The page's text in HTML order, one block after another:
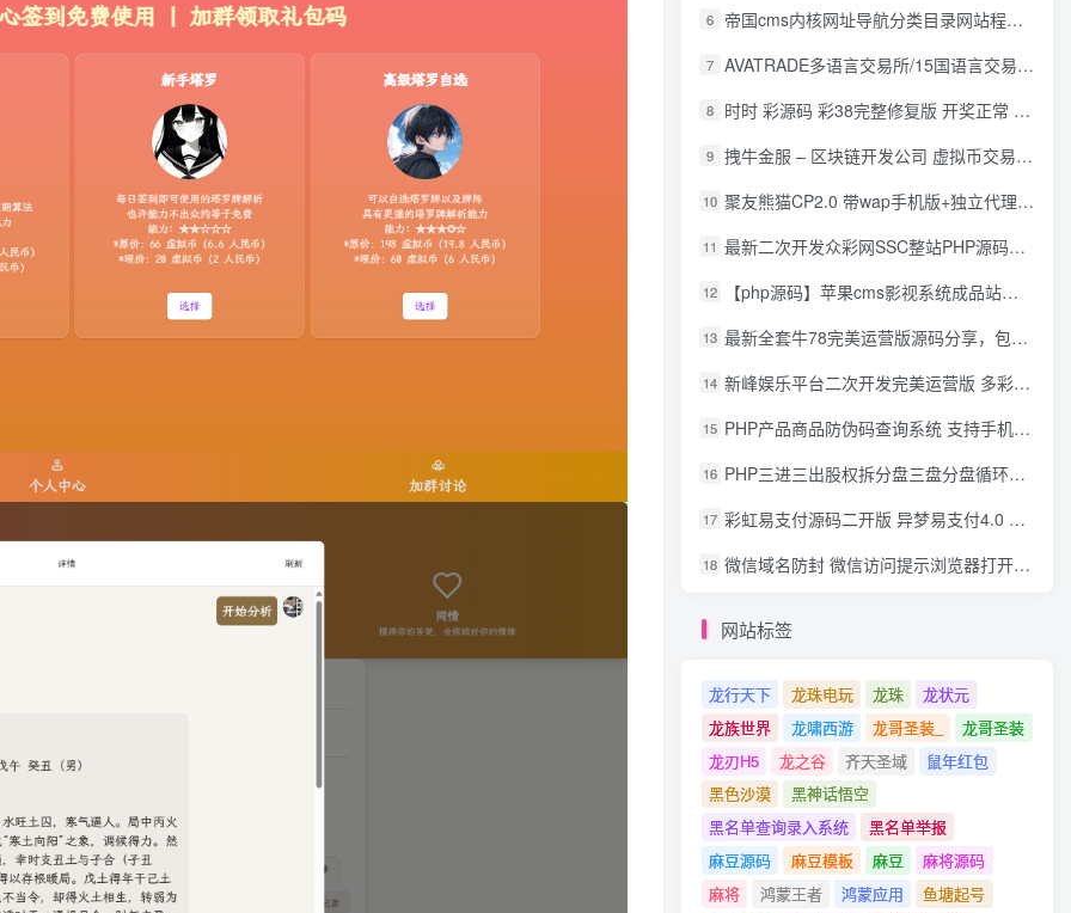
6 帝国cms内核网址导航分类目录网站程序源码
7 AVATRADE多语言交易所/15国语言交易所/合约交易/期权交易/币币交易/申购/矿机/风控/前端wap/pc纯源码/带搭建教程
8 时时 彩源码 彩38完整修复版 开奖正常 带手机wap
9 拽牛金服 – 区块链开发公司 虚拟币交易系统 虚拟币交易平台开发 虚拟币ico众
10 聚友熊猫CP2.0 带wap手机版+独立代理后台+整站打包全开源
11 最新二次开发众彩网SSC整站PHP源码+WAP手机版+KJ采集器+集成云端在线充值
12 【php源码】苹果cms影视系统成品站打包+电影先生6.1.1模板优化版+15W+数据
13 最新全套牛78完美运营版源码分享，包含了资源组件+脚本程序
14 新峰娱乐平台二次开发完美运营版 多彩种多玩法 代理分红+积分兑换
15 PHP产品商品防伪码查询系统 支持手机防假验证网站建设 防伪码自动生成 批量导入
16 PHP三进三出股权拆分盘三盘分盘循环拆分系统源码
17 彩虹易支付源码二开版 异梦易支付4.0 可对接官方/易支付/码支付 去除后门 美化用户中心
18 微信域名防封 微信访问提示浏览器打开 非微信访问直接打开预防域名被封域名被封包换服务
网站标签
龙行天下 龙珠电玩 龙珠
龙状元
龙族世界
龙啸西游 龙哥圣装_
龙哥圣装
龙刃H5
龙之谷 齐天圣域
鼠年红包
黑色沙漠
黑神话悟空
黑名单查询录入系统
黑名单举报
麻豆源码
麻豆模板 麻豆
麻将源码
麻将
鸿蒙王者 鸿蒙应用
鱼塘起号